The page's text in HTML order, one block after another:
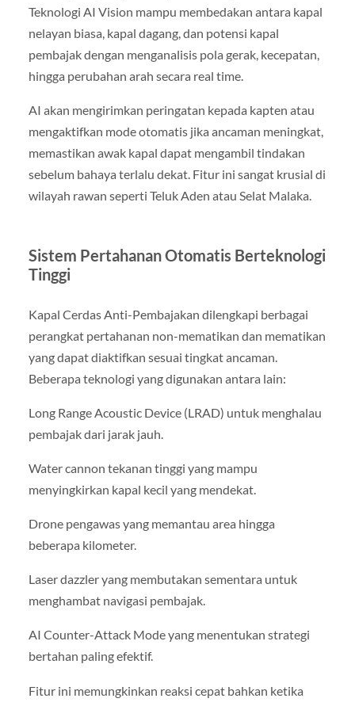
Teknologi AI Vision mampu membedakan antara kapal
nelayan biasa, kapal dagang, dan potensi kapal
pembajak dengan menganalisis pola gerak, kecepatan,
hingga perubahan arah secara real time.
AI akan mengirimkan peringatan kepada kapten atau
mengaktifkan mode otomatis jika ancaman meningkat,
memastikan awak kapal dapat mengambil tindakan
sebelum bahaya terlalu dekat. Fitur ini sangat krusial di
wilayah rawan seperti Teluk Aden atau Selat Malaka.
Sistem Pertahanan Otomatis Berteknologi
Tinggi
Kapal Cerdas Anti-Pembajakan dilengkapi berbagai
perangkat pertahanan non-mematikan dan mematikan
yang dapat diaktifkan sesuai tingkat ancaman.
Beberapa teknologi yang digunakan antara lain:
Long Range Acoustic Device (LRAD) untuk menghalau
pembajak dari jarak jauh.
Water cannon tekanan tinggi yang mampu
menyingkirkan kapal kecil yang mendekat.
Drone pengawas yang memantau area hingga
beberapa kilometer.
Laser dazzler yang membutakan sementara untuk
menghambat navigasi pembajak.
AI Counter-Attack Mode yang menentukan strategi
bertahan paling efektif.
Fitur ini memungkinkan reaksi cepat bahkan ketika